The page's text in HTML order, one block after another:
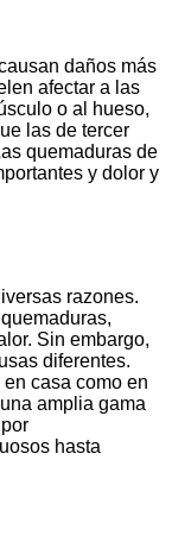
daños más
afectar a las
o al hueso,
las de tercer
quemaduras de
y dolor y
razones.
Sin embargo,
diferentes.
casa como en
amplia gama
hasta